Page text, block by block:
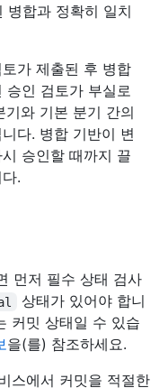
합과 정확히 일치
가 제출된 후 병합
승인 검토가 부실로
와 기본 분기 간의
다. 병합 기반이 변
승인할 때까지 끌
.
먼저 필수 상태 검사
상태가 있어야 합니
커밋 상태일 수 있습
을(를) 참조하세요.
스에서 커밋을 적절한